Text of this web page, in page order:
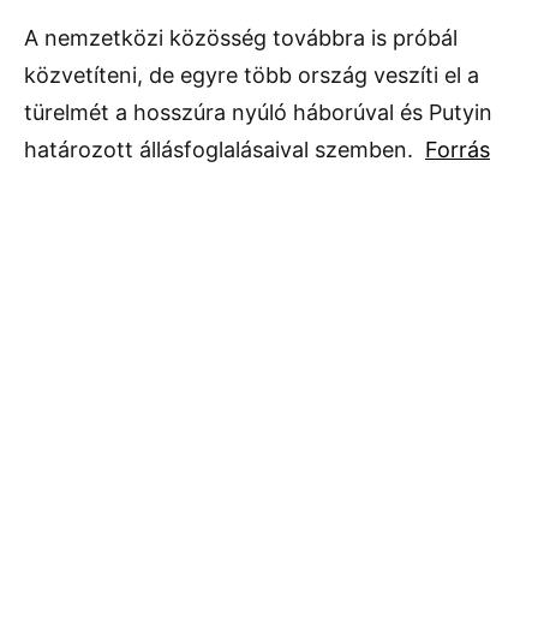
A nemzetközi közösség továbbra is próbál
közvetíteni, de egyre több ország veszíti el a
türelmét a hosszúra nyúló háborúval és Putyin
határozott állásfoglalásaival szemben. Forrás